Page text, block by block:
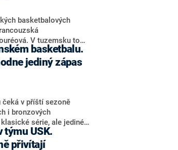
basketbalových
V tuzemsku to
začátku minulé sezony
v kvalifikaci
odešla do Besiktase
do žádného zápasu.
Touréové informoval
jediný zápas
v příští sezoně
i bronzových
série, ale jediné
se odehrají v nové
přivítají